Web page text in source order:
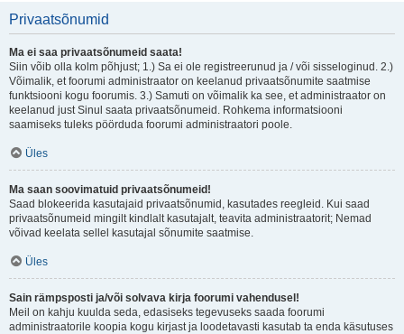
Privaatsõnumid
Ma ei saa privaatsõnumeid saata!
Siin võib olla kolm põhjust; 1.) Sa ei ole registreerunud ja / või sisseloginud. 2.)
Võimalik, et foorumi administraator on keelanud privaatsõnumite saatmise
funktsiooni kogu foorumis. 3.) Samuti on võimalik ka see, et administraator on
keelanud just Sinul saata privaatsõnumeid. Rohkema informatsiooni
saamiseks tuleks pöörduda foorumi administraatori poole.
Üles
Ma saan soovimatuid privaatsõnumeid!
Saad blokeerida kasutajaid privaatsõnumid, kasutades reegleid. Kui saad
privaatsõnumeid mingilt kindlalt kasutajalt, teavita administraatorit; Nemad
võivad keelata sellel kasutajal sõnumite saatmise.
Üles
Sain rämpsposti ja/või solvava kirja foorumi vahendusel!
Meil on kahju kuulda seda, edasiseks tegevuseks saada foorumi
administraatorile koopia kogu kirjast ja loodetavasti kasutab ta enda käsutuses